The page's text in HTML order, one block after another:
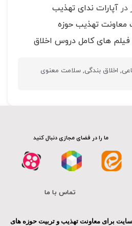
آپارات ندای تهذیب
معاونت تهذیب حوزه
فیلم های کامل دروس اخلاق
, اخلاق بندگی,سلامت معنوی
ما را در فضای مجازی دنبال کنید
تماس با ما
برای معاونت تهذیب و تربیت حوزه های